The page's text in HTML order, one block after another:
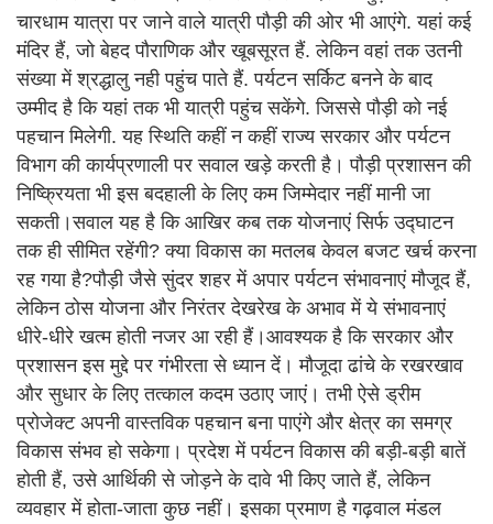
चारधाम यात्रा पर जाने वाले यात्री पौड़ी की ओर भी आएंगे. यहां कई
मंदिर हैं, जो बेहद पौराणिक और खूबसूरत हैं. लेकिन वहां तक उतनी
संख्या में श्रद्धालु नही पहुंच पाते हैं. पर्यटन सर्किट बनने के बाद
उम्मीद है कि यहां तक भी यात्री पहुंच सकेंगे. जिससे पौड़ी को नई
पहचान मिलेगी. यह स्थिति कहीं न कहीं राज्य सरकार और पर्यटन
विभाग की कार्यप्रणाली पर सवाल खड़े करती है। पौड़ी प्रशासन की
निष्क्रियता भी इस बदहाली के लिए कम जिम्मेदार नहीं मानी जा
सकती।सवाल यह है कि आखिर कब तक योजनाएं सिर्फ उद्घाटन
तक ही सीमित रहेंगी? क्या विकास का मतलब केवल बजट खर्च करना
रह गया है?पौड़ी जैसे सुंदर शहर में अपार पर्यटन संभावनाएं मौजूद हैं,
लेकिन ठोस योजना और निरंतर देखरेख के अभाव में ये संभावनाएं
धीरे-धीरे खत्म होती नजर आ रही हैं।आवश्यक है कि सरकार और
प्रशासन इस मुद्दे पर गंभीरता से ध्यान दें। मौजूदा ढांचे के रखरखाव
और सुधार के लिए तत्काल कदम उठाए जाएं। तभी ऐसे ड्रीम
प्रोजेक्ट अपनी वास्तविक पहचान बना पाएंगे और क्षेत्र का समग्र
विकास संभव हो सकेगा। प्रदेश में पर्यटन विकास की बड़ी-बड़ी बातें
होती हैं, उसे आर्थिकी से जोड़ने के दावे भी किए जाते हैं, लेकिन
व्यवहार में होता-जाता कुछ नहीं। इसका प्रमाण है गढ़वाल मंडल